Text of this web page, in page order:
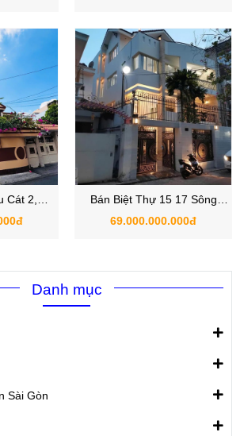
Cát 2,
Bình,
Bán Biệt Thự 15 17 Sông
Thao, Phường 2, Quận Tân
69.000.000.000đ
Danh mục
Sài Gòn